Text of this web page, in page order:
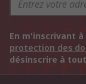
En m'inscrivant
protection des
désinscrire à